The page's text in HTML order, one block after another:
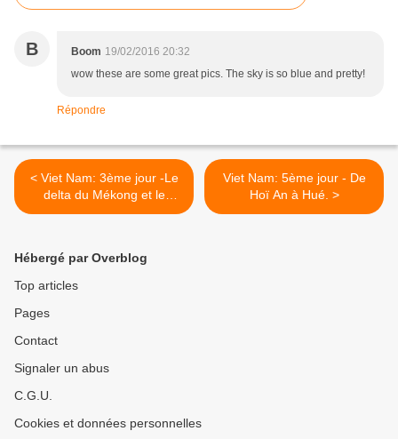
B Boom 19/02/2016 20:32
wow these are some great pics. The sky is so blue and pretty!
Répondre
< Viet Nam: 3ème jour -Le
delta du Mékong et le
marché flottant de Caï
Viet Nam: 5ème jour - De
Hoï An à Hué. >
Hébergé par Overblog
Top articles
Pages
Contact
Signaler un abus
C.G.U.
Cookies et données personnelles